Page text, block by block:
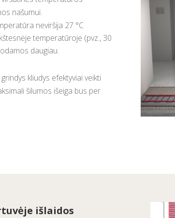
našumui.
neviršija 27 °C
temperatūroje (pvz., 30
daugiau.
kliudys efektyviai veikti
šilumos išeiga bus per
išlaidos